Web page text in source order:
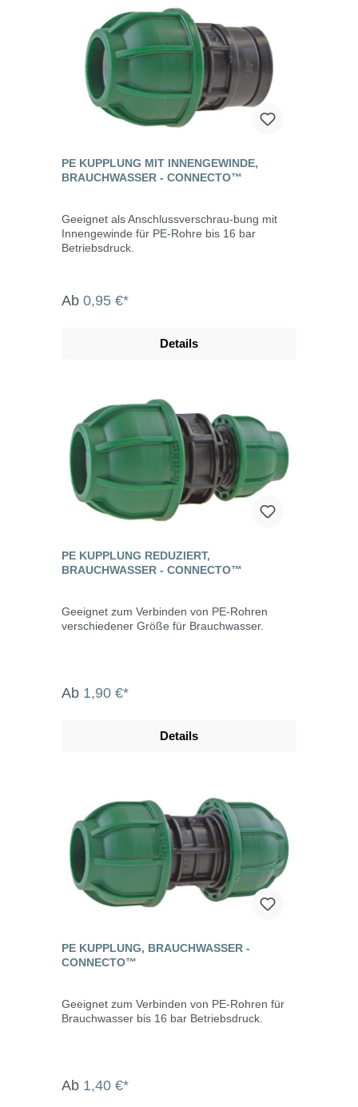
PE KUPPLUNG MIT INNENGEWINDE,
BRAUCHWASSER - CONNECTO™
Geeignet als Anschlussverschrau-bung mit
Innengewinde für PE-Rohre bis 16 bar
Betriebsdruck.
Ab 0,95 €*
Details
PE KUPPLUNG REDUZIERT,
BRAUCHWASSER - CONNECTO™
Geeignet zum Verbinden von PE-Rohren
verschiedener Größe für Brauchwasser.
Ab 1,90 €*
Details
PE KUPPLUNG, BRAUCHWASSER -
CONNECTO™
Geeignet zum Verbinden von PE-Rohren für
Brauchwasser bis 16 bar Betriebsdruck.
Ab 1,40 €*